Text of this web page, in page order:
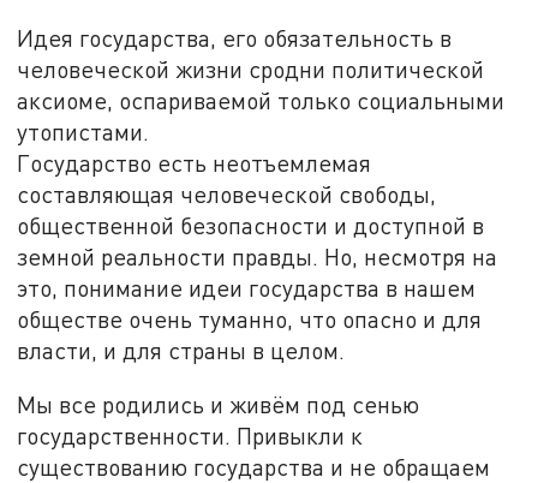
Идея государства, его обязательность в
человеческой жизни сродни политической
аксиоме, оспариваемой только социальными
утопистами.
Государство есть неотъемлемая
составляющая человеческой свободы,
общественной безопасности и доступной в
земной реальности правды. Но, несмотря на
это, понимание идеи государства в нашем
обществе очень туманно, что опасно и для
власти, и для страны в целом.
Мы все родились и живём под сенью
государственности. Привыкли к
существованию государства и не обращаем